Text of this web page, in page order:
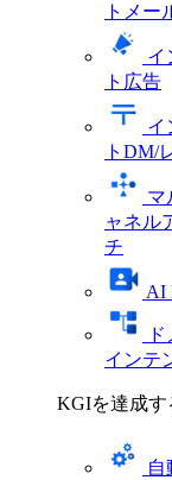
トメー
イ
ト広告
イ
トDM/
マ
ャネル
チ
AI
インテ
KGIを達成す
自